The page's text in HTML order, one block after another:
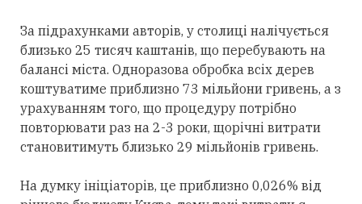
За підрахунками авторів, у столиці налічується
близько 25 тисяч каштанів, що перебувають на
балансі міста. Одноразова обробка всіх дерев
коштуватиме приблизно 73 мільйони гривень, а з
урахуванням того, що процедуру потрібно
повторювати раз на 2-3 роки, щорічні витрати
становитимуть близько 29 мільйонів гривень.
На думку ініціаторів, це приблизно 0,026% від